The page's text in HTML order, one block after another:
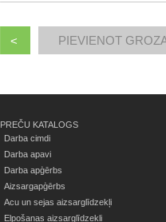
<
PREČU KATALOGS
Darba cimdi
Darba apavi
Darba apģērbs
Aizsargapģērbs
Acu un sejas aizsarglīdzekļi
Elpošanas aizsarglīdzekļi